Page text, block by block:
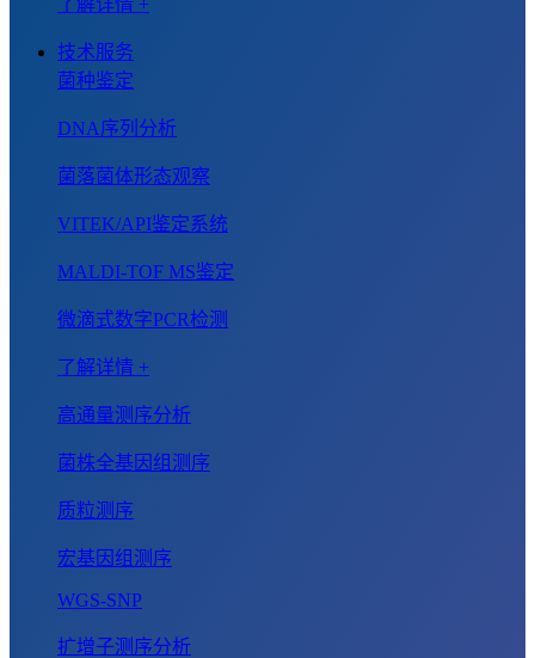
了解详情 +
技术服务
菌种鉴定
DNA序列分析
菌落菌体形态观察
VITEK/API鉴定系统
MALDI-TOF MS鉴定
微滴式数字PCR检测
了解详情 +
高通量测序分析
菌株全基因组测序
质粒测序
宏基因组测序
WGS-SNP
扩增子测序分析